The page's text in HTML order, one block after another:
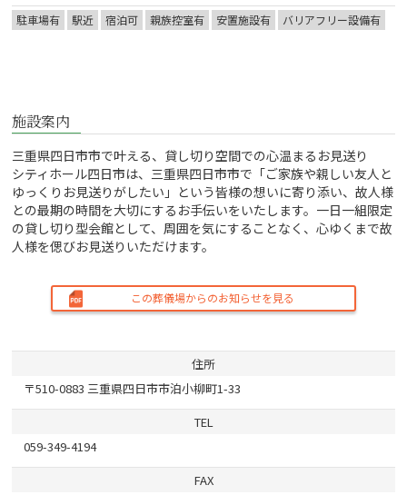
駐車場有 駅近 宿泊可 親族控室有 安置施設有 バリアフリー設備有
施設案内
三重県四日市市で叶える、貸し切り空間での心温まるお見送り
シティホール四日市は、三重県四日市市で「ご家族や親しい友人と
ゆっくりお見送りがしたい」という皆様の想いに寄り添い、故人様
との最期の時間を大切にするお手伝いをいたします。一日一組限定
の貸し切り型会館として、周囲を気にすることなく、心ゆくまで故
人様を偲びお見送りいただけます。
この葬儀場からのお知らせを見る
住所
〒510-0883 三重県四日市市泊小柳町1-33
TEL
059-349-4194
FAX